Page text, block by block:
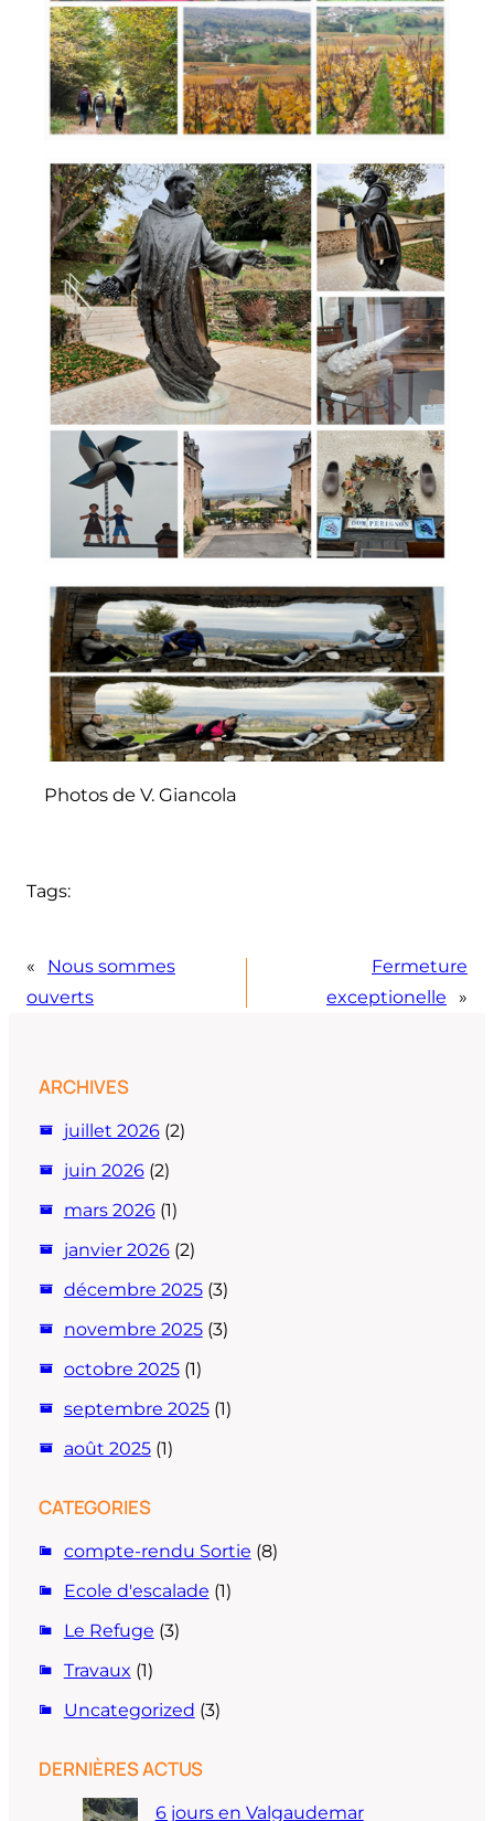
Photos de V. Giancola
Tags:
«
Nous sommes
ouverts
Fermeture
exceptionelle
»
ARCHIVES
juillet 2026(2)
juin 2026(2)
mars 2026(1)
janvier 2026(2)
décembre 2025(3)
novembre 2025(3)
octobre 2025(1)
septembre 2025(1)
août 2025(1)
CATEGORIES
compte-rendu Sortie (8)
Ecole d'escalade (1)
Le Refuge (3)
Travaux (1)
Uncategorized (3)
DERNIÈRES ACTUS
6 jours en Valgaudemar